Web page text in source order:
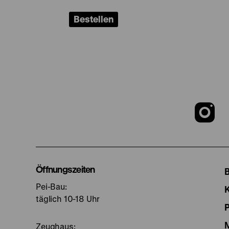
Bestellen
Zu
Öffnungszeiten
Pei-Bau:
täglich 10-18 Uhr
Zeughaus: